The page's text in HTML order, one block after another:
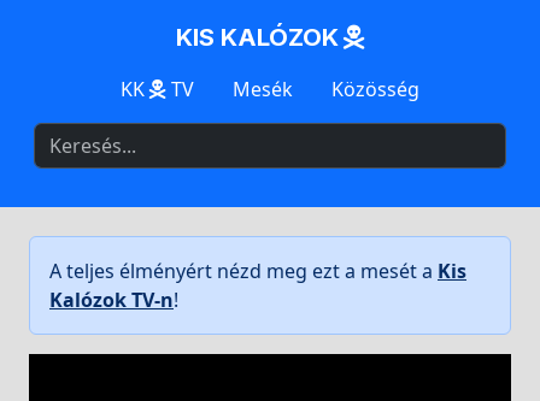
KIS KALÓZOK
KK TV Mesék Közösség
A teljes élményért nézd meg ezt a mesét a Kis
Kalózok TV-n!